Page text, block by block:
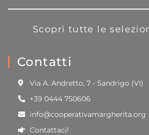
Scopri tutte le
Contatti
Via A. Andretto, 7 - Sandrigo (VI)
+39 0444 750606
info@cooperativamargherita.org
Contattaci!